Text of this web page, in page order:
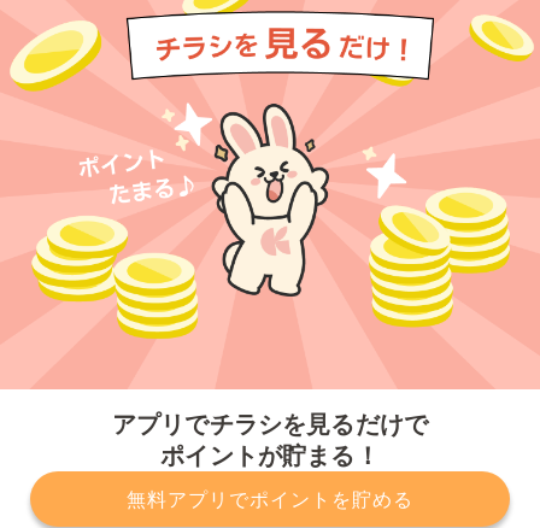
アプリでチラシを見るだけで
ポイントが貯まる！
無料アプリでポイントを貯める